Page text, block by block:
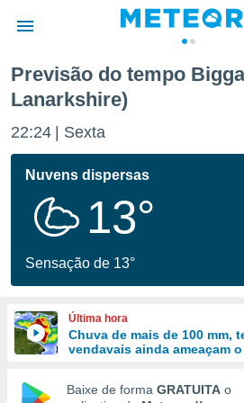
da
por
para
fornecidas
e
forma
Previsão do tempo
Lanarkshire)
22:24 Sexta
Nuvens dispersas
13°
Sensação de 13°
Última hora
Chuva de mais de 100 mm,
vendavais ainda ameaçam o
Baixe de forma GRATUITA o